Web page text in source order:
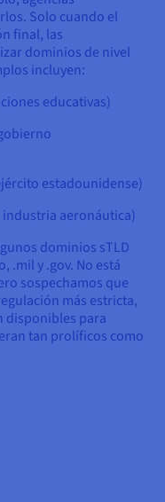
Solo cuando el
final, las
dominios de nivel
incluyen:
educativas)
estadounidense)
aeronáutica)
dominios sTLD
.mil y .gov. No está
sospechamos que
más estricta,
disponibles para
tan prolíficos como